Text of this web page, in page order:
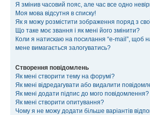
Я змінив часовий пояс, але час все одно
Моя мова відсутня в списку!
Як я можу розмістити зображення поряд з
Що таке моє звання і як мені його змінити?
Коли я натискаю на посилання “e-mail”, щоб
мене вимагається залогуватись?
Створення повідомлень
Як мені створити тему на форумі?
Як мені відредагувати або видалити
Як мені додати підпис до мого повідомлення?
Як мені створити опитування?
Чому я не можу додати більше варіантів